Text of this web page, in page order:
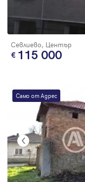
цена
Севлиево, Център
115 000
Само от Адрес
Парола